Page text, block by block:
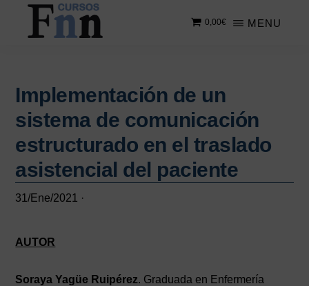
Saltar
contenido
Saltar
principal
online
MENU
0,00€
Implementación de un
sistema de comunicación
estructurado en el traslado
asistencial del paciente
31/Ene/2021 ·
AUTOR
Soraya Yagüe Ruipérez. Graduada en Enfermería